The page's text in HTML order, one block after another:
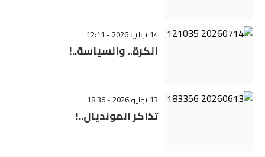
14 يوليو 2026 - 12:11
الكرة.. والسياسة..!
13 يونيو 2026 - 18:36
تذاكر المونديال..!